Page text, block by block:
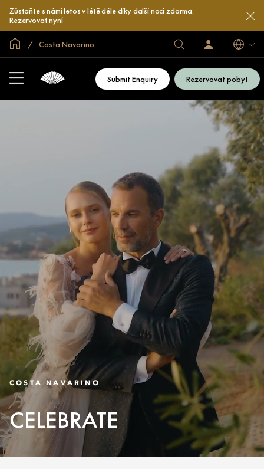
Zůstaňte s námi letos v létě déle díky další noci zdarma.
Rezervovat nyní
Domovská stránka
Costa Navarino
Naše
hotely
a
resorty
Přihlaste
se
se
Jazyky
Submit Enquiry Rezervovat pobyt
COSTA NAVARINO
CELEBRATE